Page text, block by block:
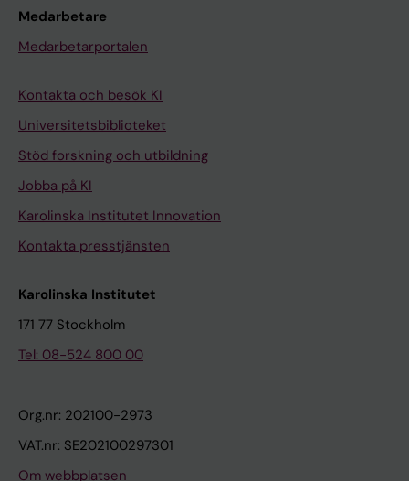
Medarbetare
Medarbetarportalen
Kontakta och besök KI
Universitetsbiblioteket
Stöd forskning och utbildning
Jobba på KI
Karolinska Institutet Innovation
Kontakta presstjänsten
Karolinska Institutet
171 77 Stockholm
Tel: 08-524 800 00
Org.nr: 202100-2973
VAT.nr: SE202100297301
Om webbplatsen